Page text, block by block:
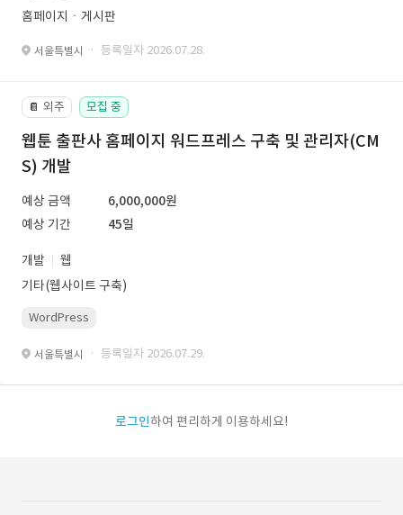
홈페이지ㆍ게시판
서울특별시 · 등록일자 2026.07.28.
📔 외주 모집 중
웹툰 출판사 홈페이지 워드프레스 구축 및 관리자(CM
S) 개발
예상 금액
6,000,000원
예상 기간
45일
개발
웹
기타(웹사이트 구축)
WordPress
서울특별시 · 등록일자 2026.07.29.
로그인하여 편리하게 이용하세요!